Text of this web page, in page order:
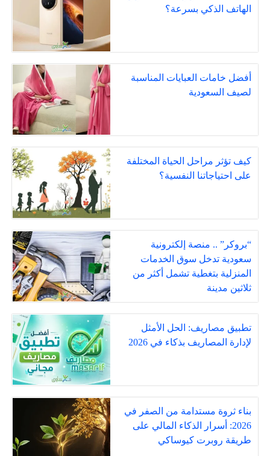
الهاتف الذكي بسرعة؟
أفضل خامات العبايات المناسبة
لصيف السعودية
كيف تؤثر مراحل الحياة المختلفة
على احتياجاتنا النفسية؟
“بروكر” .. منصة إلكترونية
سعودية تدخل سوق الخدمات
المنزلية بتغطية تشمل أكثر من
ثلاثين مدينة
تطبيق مصاريف: الحل الأمثل
لإدارة المصاريف بذكاء في 2026
بناء ثروة مستدامة من الصفر في
2026: أسرار الذكاء المالي على
طريقة روبرت كيوساكي